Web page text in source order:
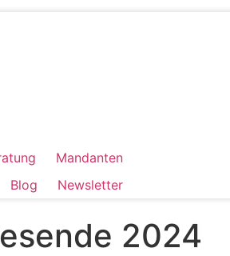
Mandanten
Blog Newsletter
2024